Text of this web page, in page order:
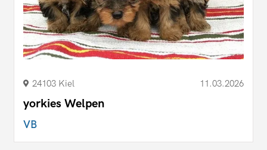
24103 Kiel 11.03.2026
yorkies Welpen
VB